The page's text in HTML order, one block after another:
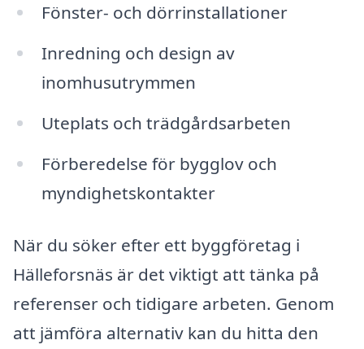
Fönster- och dörrinstallationer
Inredning och design av
inomhusutrymmen
Uteplats och trädgårdsarbeten
Förberedelse för bygglov och
myndighetskontakter
När du söker efter ett byggföretag i
Hälleforsnäs är det viktigt att tänka på
referenser och tidigare arbeten. Genom
att jämföra alternativ kan du hitta den